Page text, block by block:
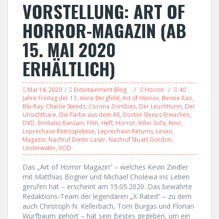
VORSTELLUNG: ART OF
HORROR-MAGAZIN (AB
15. MAI 2020
ERHÄLTLICH)
Mai 14, 2020 Entertainment Blog Horror
40
Jahre Freitag der 13, Anne Bergfeld, Art of Horror, Bernie Rao,
Blu-Ray, Charlie Steeds, Corona Zombies, Der Leuchtturm, Der
Unsichtbare, Die Farbe aus dem All, Doctor Sleeps Erwachen,
DVD, Emiliano Ranzani, Film, Heft, Horror, Killer Sofa, Kino,
Leprechaun Retrospektive, Leprechaun Returns, Lesen,
Magazin, Nachruf Dieter Laser, Nachruf Stuart Gordon,
Underwater, VOD
Das „Art of Horror Magazin“ – welches Kevin Zindler
mit Matthias Bogner und Michael Cholewa ins Leben
gerufen hat – erscheint am 15.05.2020. Das bewährte
Redaktions-Team der legendären „X-Rated“ – zu dem
auch Christoph N. Kellerbach, Tom Burgas und Florian
Wurfbaum gehört – hat sein Bestes gegeben, um ein